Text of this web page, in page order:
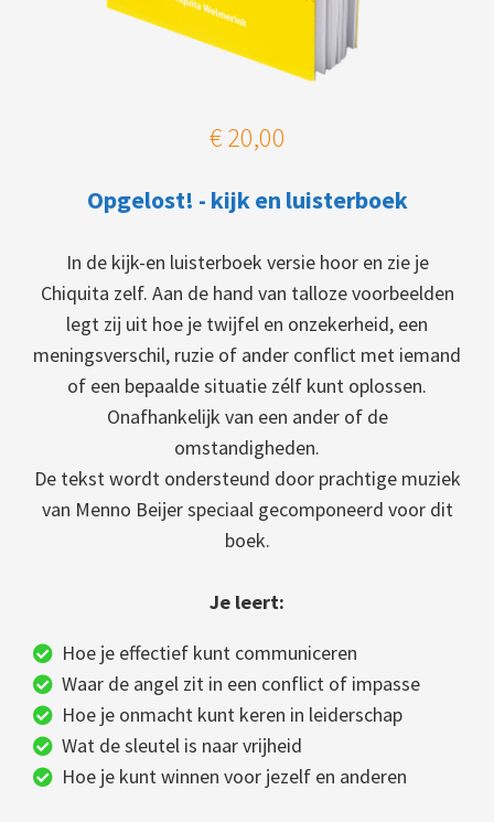
€ 20,00
Opgelost! - kijk en luisterboek
In de kijk-en luisterboek versie hoor en zie je
Chiquita zelf. Aan de hand van talloze voorbeelden
legt zij uit hoe je twijfel en onzekerheid, een
meningsverschil, ruzie of ander conflict met iemand
of een bepaalde situatie zélf kunt oplossen.
Onafhankelijk van een ander of de
omstandigheden.
De tekst wordt ondersteund door prachtige muziek
van Menno Beijer speciaal gecomponeerd voor dit
boek.
Je leert:
Hoe je effectief kunt communiceren
Waar de angel zit in een conflict of impasse
Hoe je onmacht kunt keren in leiderschap
Wat de sleutel is naar vrijheid
Hoe je kunt winnen voor jezelf en anderen